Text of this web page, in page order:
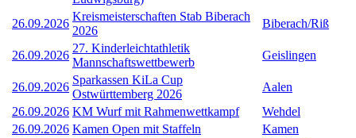
26.09.2026
Kreismeisterschaften Stab Biberach
2026
Biberach/Riß
26.09.2026
27. Kinderleichtathletik
Mannschaftswettbewerb
Geislingen
26.09.2026
Sparkassen KiLa Cup
Ostwürttemberg 2026
Aalen
26.09.2026 KM Wurf mit Rahmenwettkampf
Wehdel
26.09.2026 Kamen Open mit Staffeln
Kamen